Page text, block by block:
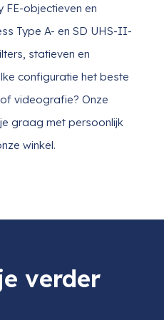
FE-objectieven en
Type A- en SD UHS-II-
statieven en
configuratie het beste
videografie? Onze
graag met persoonlijk
winkel.
verder